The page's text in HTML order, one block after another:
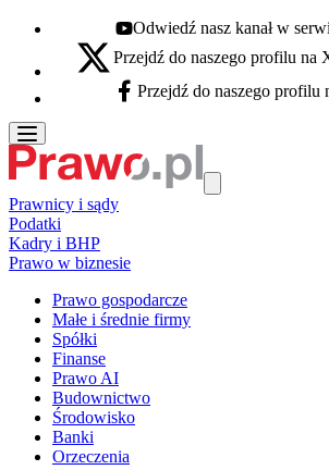
Youtube - otwiera się w nowej karcie
Odwiedź nasz kanał w
X - otwiera się w nowej karcie
Przejdź do naszego profilu na
Facebook - otwiera się w nowej karcie
Przejdź do naszego profilu
Prawnicy i sądy
Podatki
Kadry i BHP
Prawo w biznesie
Prawo gospodarcze
Małe i średnie firmy
Spółki
Finanse
Prawo AI
Budownictwo
Środowisko
Banki
Orzeczenia